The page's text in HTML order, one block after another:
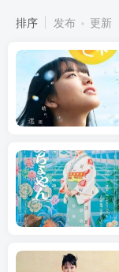
排序 发布 更新